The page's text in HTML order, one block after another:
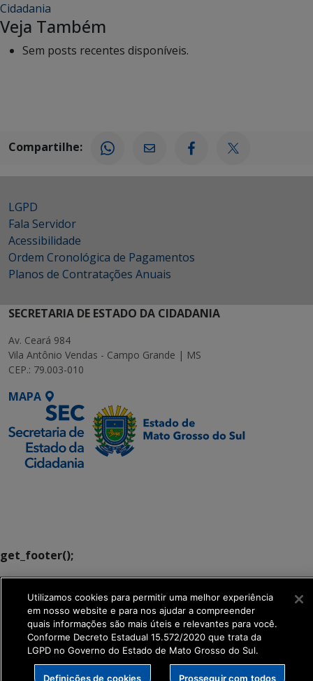
Cidadania
Veja Também
Sem posts recentes disponíveis.
Compartilhe:
LGPD
Fala Servidor
Acessibilidade
Ordem Cronológica de Pagamentos
Planos de Contratações Anuais
SECRETARIA DE ESTADO DA CIDADANIA
Av. Ceará 984
Vila Antônio Vendas - Campo Grande | MS
CEP.: 79.003-010
MAPA
get_footer();
Utilizamos cookies para permitir uma melhor experiência
em nosso website e para nos ajudar a compreender
quais informações são mais úteis e relevantes para você.
Conforme Decreto Estadual 15.572/2020 que trata da
LGPD no Governo do Estado de Mato Grosso do Sul.
Definições de cookies Prosseguir com todos